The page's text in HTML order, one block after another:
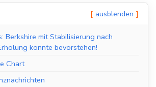
ausblenden
Berkshire mit Stabilisierung nach
könnte bevorstehen!
Chart